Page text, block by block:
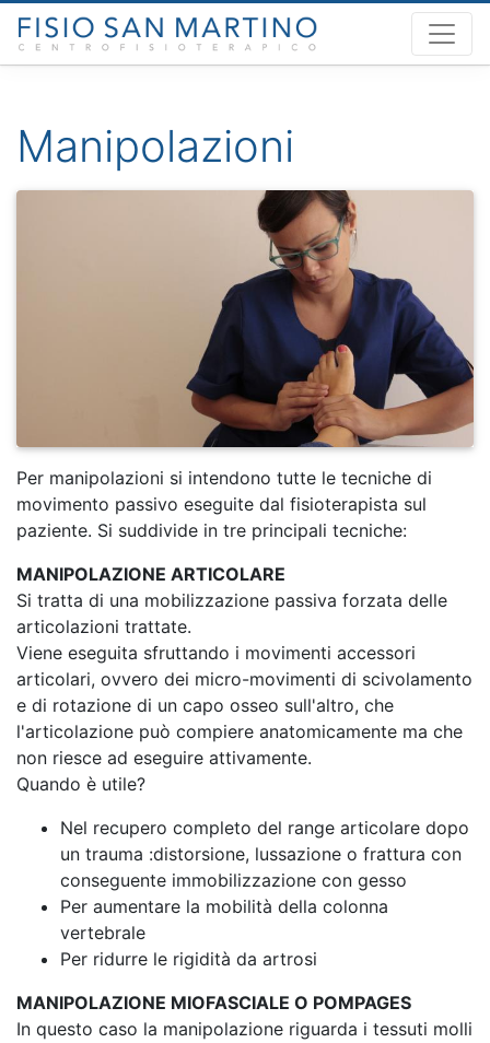
Manipolazioni
Per manipolazioni si intendono tutte le tecniche di
movimento passivo eseguite dal fisioterapista sul
paziente. Si suddivide in tre principali tecniche:
MANIPOLAZIONE ARTICOLARE
Si tratta di una mobilizzazione passiva forzata delle
articolazioni trattate.
Viene eseguita sfruttando i movimenti accessori
articolari, ovvero dei micro-movimenti di scivolamento
e di rotazione di un capo osseo sull'altro, che
l'articolazione può compiere anatomicamente ma che
non riesce ad eseguire attivamente.
Quando è utile?
Nel recupero completo del range articolare dopo
un trauma :distorsione, lussazione o frattura con
conseguente immobilizzazione con gesso
Per aumentare la mobilità della colonna
vertebrale
Per ridurre le rigidità da artrosi
MANIPOLAZIONE MIOFASCIALE O POMPAGES
In questo caso la manipolazione riguarda i tessuti molli